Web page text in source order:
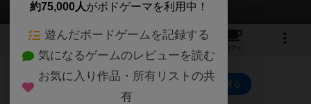
カフェ
昼ドラ川柳〜拡張〜純愛篇のトップに戻る
約75,000人がボドゲーマを利用中！
遊んだボードゲームを記録する
気になるゲームのレビューを読む
お気に入り作品・所有リストの共
有